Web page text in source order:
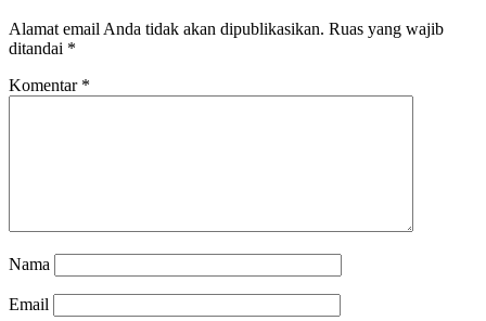
Alamat email Anda tidak akan dipublikasikan. Ruas yang wajib
ditandai *
Komentar *
Nama
Email